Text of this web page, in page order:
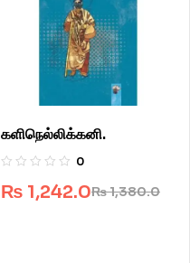
களிநெல்லிக்கனி.
0
₨1,380.0
₨ 1,242.0